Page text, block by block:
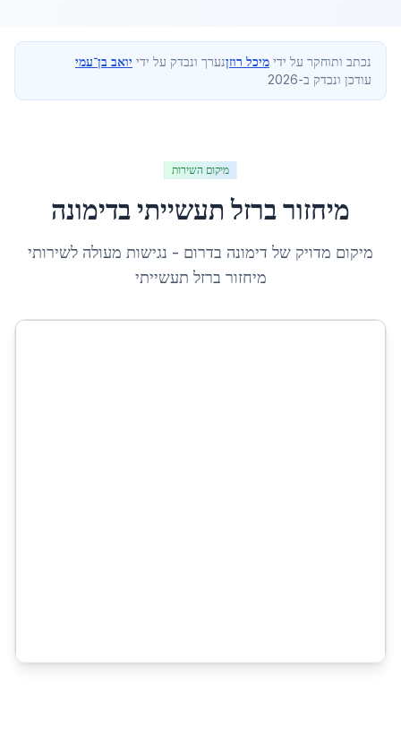
נכתב ותוחקר על ידי מיכל רוזןנערך ונבדק על ידי יואב בן־עמי
עודכן ונבדק ב-2026
מיקום השירות
מיחזור ברזל תעשייתיבדימונה
מיקום מדויק של דימונה בדרום - נגישות מעולה לשירותי
מיחזור ברזל תעשייתי